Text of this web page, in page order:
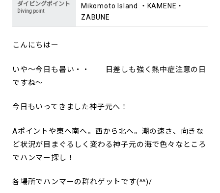
ダイビングポイント
Diving point
Mikomoto Island ・KAMENE・
ZABUNE
こんにちはー
いや～今日も暑い・・ 日差しも強く熱中症注意の日
ですね～
今日もいってきました神子元へ！
Aポイントや東へ南へ。西から北へ。潮の速さ、向きな
ど状況が目まぐるしく変わる神子元の海で色々なところ
でハンマー探し！
各場所でハンマーの群れゲットです(^^)/